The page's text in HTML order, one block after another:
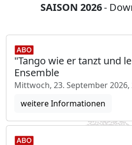
SAISON 2026-
"Tango wie er tanzt und
Ensemble
Mittwoch, 23. September 2026,
weitere Informationen